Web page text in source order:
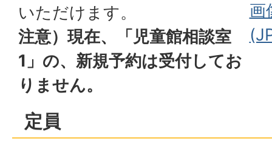
画
いただけます。
注意）現在、「児童館相談室
1」の、新規予約は受付してお
りません。
定員